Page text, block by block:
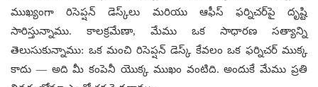
ముఖ్యంగా రిసెప్షన్ డెస్క్‌లు మరియు ఆఫీస్ ఫర్నిచర్‌పై దృష్టి
సారిస్తున్నాము. కాలక్రమేణా, మేము ఒక సాధారణ సత్యాన్ని
తెలుసుకున్నాము: ఒక మంచి రిసెప్షన్ డెస్క్ కేవలం ఒక ఫర్నిచర్ ముక్క
కాదు — అది మీ కంపెనీ యొక్క ముఖం వంటిది. అందుకే మేము ప్రతి